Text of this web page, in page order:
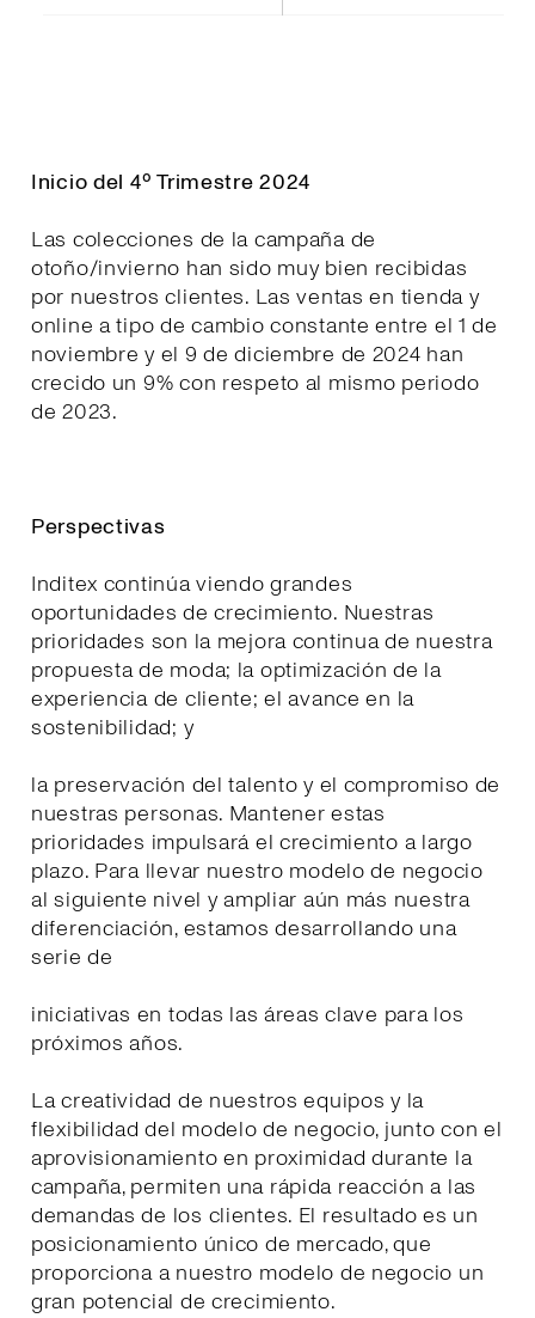
Inicio del 4º Trimestre 2024
Las colecciones de la campaña de
otoño/invierno han sido muy bien recibidas
por nuestros clientes. Las ventas en tienda y
online a tipo de cambio constante entre el 1 de
noviembre y el 9 de diciembre de 2024 han
crecido un 9% con respeto al mismo periodo
de 2023.
Perspectivas
Inditex continúa viendo grandes
oportunidades de crecimiento. Nuestras
prioridades son la mejora continua de nuestra
propuesta de moda; la optimización de la
experiencia de cliente; el avance en la
sostenibilidad; y
la preservación del talento y el compromiso de
nuestras personas. Mantener estas
prioridades impulsará el crecimiento a largo
plazo. Para llevar nuestro modelo de negocio
al siguiente nivel y ampliar aún más nuestra
diferenciación, estamos desarrollando una
serie de
iniciativas en todas las áreas clave para los
próximos años.
La creatividad de nuestros equipos y la
flexibilidad del modelo de negocio, junto con el
aprovisionamiento en proximidad durante la
campaña, permiten una rápida reacción a las
demandas de los clientes. El resultado es un
posicionamiento único de mercado, que
proporciona a nuestro modelo de negocio un
gran potencial de crecimiento.